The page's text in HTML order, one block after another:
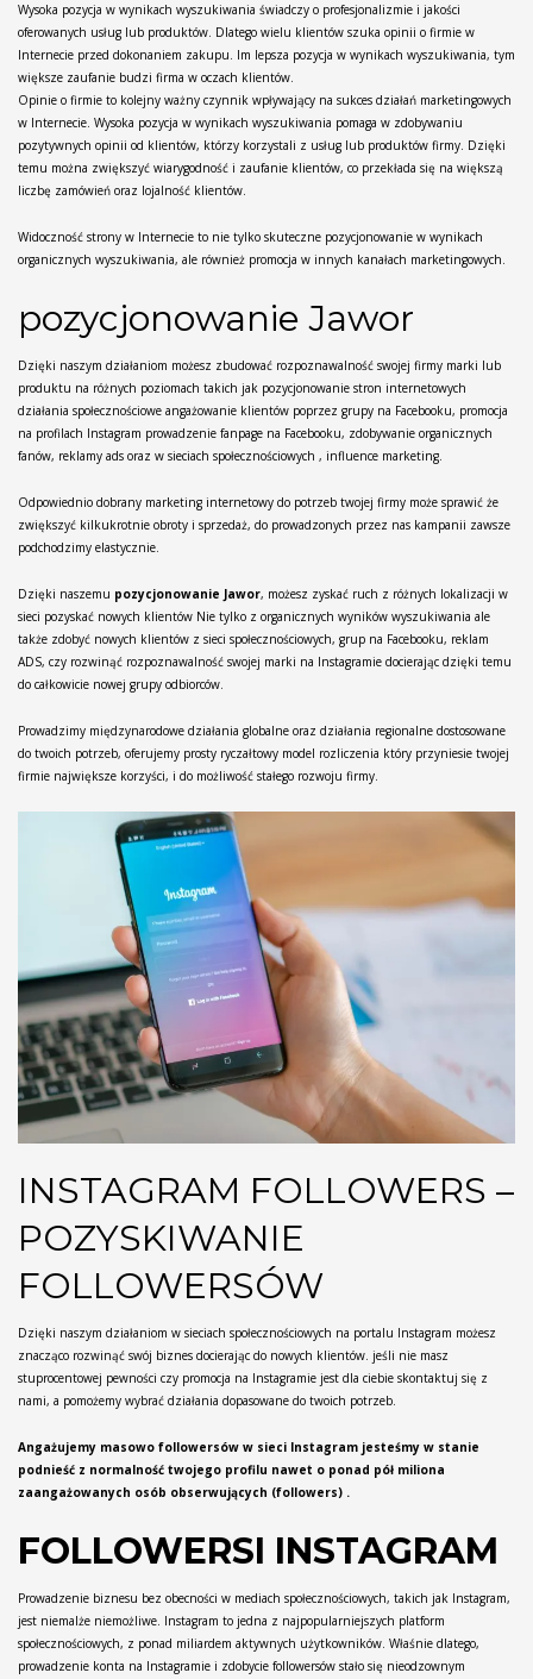
Wysoka pozycja w wynikach wyszukiwania świadczy o profesjonalizmie i jakości
oferowanych usług lub produktów. Dlatego wielu klientów szuka opinii o firmie w
Internecie przed dokonaniem zakupu. Im lepsza pozycja w wynikach wyszukiwania, tym
większe zaufanie budzi firma w oczach klientów.
Opinie o firmie to kolejny ważny czynnik wpływający na sukces działań marketingowych
w Internecie. Wysoka pozycja w wynikach wyszukiwania pomaga w zdobywaniu
pozytywnych opinii od klientów, którzy korzystali z usług lub produktów firmy. Dzięki
temu można zwiększyć wiarygodność i zaufanie klientów, co przekłada się na większą
liczbę zamówień oraz lojalność klientów.
Widoczność strony w Internecie to nie tylko skuteczne pozycjonowanie w wynikach
organicznych wyszukiwania, ale również promocja w innych kanałach marketingowych.
pozycjonowanie Jawor
Dzięki naszym działaniom możesz zbudować rozpoznawalność swojej firmy marki lub
produktu na różnych poziomach takich jak pozycjonowanie stron internetowych
działania społecznościowe angażowanie klientów poprzez grupy na Facebooku, promocja
na profilach Instagram prowadzenie fanpage na Facebooku, zdobywanie organicznych
fanów, reklamy ads oraz w sieciach społecznościowych , influence marketing.
Odpowiednio dobrany marketing internetowy do potrzeb twojej firmy może sprawić że
zwiększyć kilkukrotnie obroty i sprzedaż, do prowadzonych przez nas kampanii zawsze
podchodzimy elastycznie.
Dzięki naszemu pozycjonowanie Jawor, możesz zyskać ruch z różnych lokalizacji w
sieci pozyskać nowych klientów Nie tylko z organicznych wyników wyszukiwania ale
także zdobyć nowych klientów z sieci społecznościowych, grup na Facebooku, reklam
ADS, czy rozwinąć rozpoznawalność swojej marki na Instagramie docierając dzięki temu
do całkowicie nowej grupy odbiorców.
Prowadzimy międzynarodowe działania globalne oraz działania regionalne dostosowane
do twoich potrzeb, oferujemy prosty ryczałtowy model rozliczenia który przyniesie twojej
firmie największe korzyści, i do możliwość stałego rozwoju firmy.
INSTAGRAM FOLLOWERS –
POZYSKIWANIE
FOLLOWERSÓW
Dzięki naszym działaniom w sieciach społecznościowych na portalu Instagram możesz
znacząco rozwinąć swój biznes docierając do nowych klientów. jeśli nie masz
stuprocentowej pewności czy promocja na Instagramie jest dla ciebie skontaktuj się z
nami, a pomożemy wybrać działania dopasowane do twoich potrzeb.
Angażujemy masowo followersów w sieci Instagram jesteśmy w stanie
podnieść z normalność twojego profilu nawet o ponad pół miliona
zaangażowanych osób obserwujących (followers) .
FOLLOWERSI INSTAGRAM
Prowadzenie biznesu bez obecności w mediach społecznościowych, takich jak Instagram,
jest niemalże niemożliwe. Instagram to jedna z najpopularniejszych platform
społecznościowych, z ponad miliardem aktywnych użytkowników. Właśnie dlatego,
prowadzenie konta na Instagramie i zdobycie followersów stało się nieodzownym